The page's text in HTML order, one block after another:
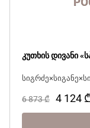
კუთხის დივანი
6 873₾ 4 124 ₾